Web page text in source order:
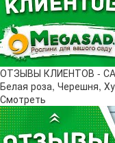
ОТЗЫВЫ КЛИЕНТОВ -
Белая роза, Черешня,
Смотреть